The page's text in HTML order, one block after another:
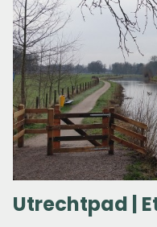
Utrechtpad |